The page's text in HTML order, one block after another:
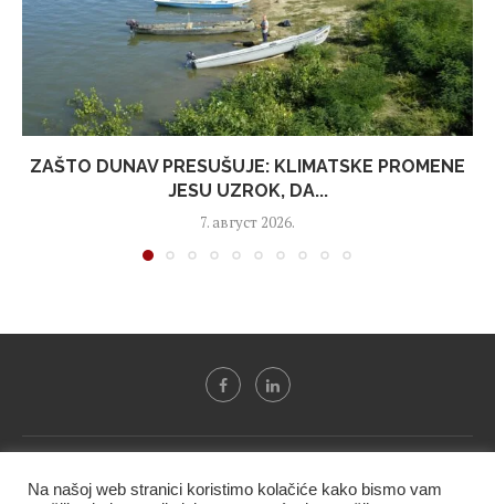
ZAŠTO DUNAV PRESUŠUJE: KLIMATSKE PROMENE
JESU UZROK, DA...
7. август 2026.
BIF PRESS doo" i ne smeju se presnositi niti koristiti, delimično
Na našoj web stranici koristimo kolačiće kako bismo vam